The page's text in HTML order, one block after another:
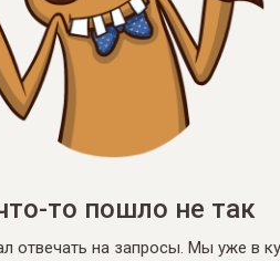
то пошло не так
отвечать на запросы. Мы уже в